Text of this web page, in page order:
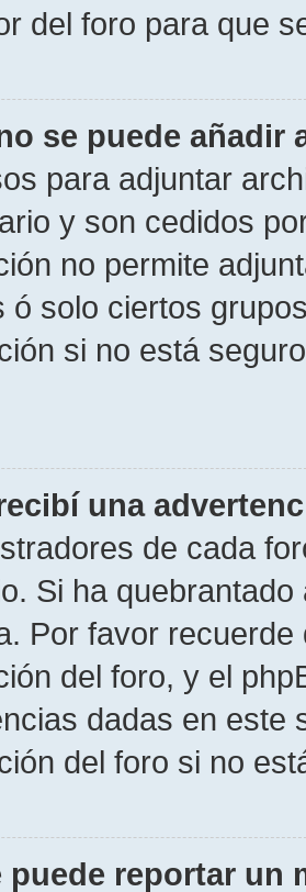
del foro para que
se puede añadir
para adjuntar
y son cedidos
no permite
ó solo ciertos
si no está
una
de cada
Si ha
Por favor
del foro, y el
dadas en este
del foro si no
puede reportar un